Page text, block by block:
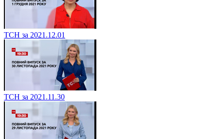
ТСН за 2021.12.01
ТСН за 2021.11.30